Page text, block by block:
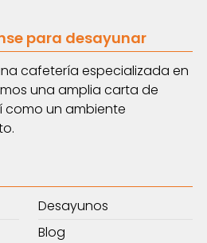
para desayunar
cafetería especializada en
una amplia carta de
como un ambiente
Desayunos
Blog